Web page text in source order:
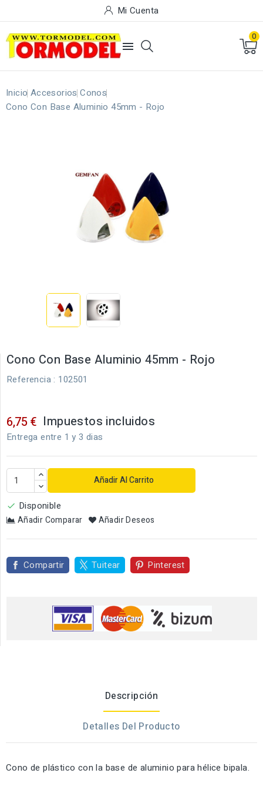
Mi Cuenta

0
Inicio Accesorios Conos
Cono Con Base Aluminio 45mm - Rojo
Cono Con Base Aluminio 45mm - Rojo
Referencia : 102501
6,75 € Impuestos incluidos
Entrega entre 1 y 3 dias
Añadir Al Carrito
 Disponible
Añadir Comparar Añadir Deseos
Compartir Tuitear Pinterest
Descripción
Detalles Del Producto
Cono de plástico con la base de aluminio para hélice bipala.